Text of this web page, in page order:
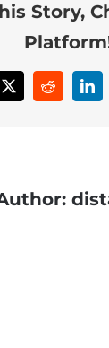
Story,
X Reddit